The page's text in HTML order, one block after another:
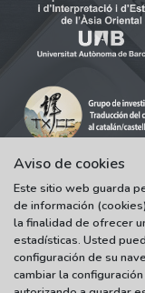
© 2021-2022
Aviso de cookies
Este sitio web guarda
de información
la finalidad de ofrecer
estadísticas. Usted
configuración de su
cambiar la